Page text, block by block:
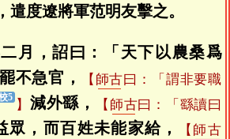
遣度遼將軍范明友擊之。
月，詔曰：「天下以農桑爲
不急官，
【 師古曰：「謂非要職
】 減外繇， 【 師古曰：「繇讀曰
眾，而百姓未能家給， 【 師古